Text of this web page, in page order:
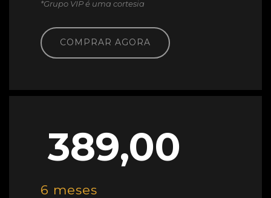
*Grupo VIP é uma cortesia
COMPRAR AGORA
389,00
6 meses